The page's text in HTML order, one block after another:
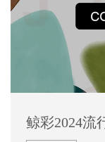
鲸彩2024流